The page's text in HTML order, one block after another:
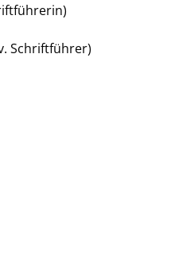
Schriftführer)